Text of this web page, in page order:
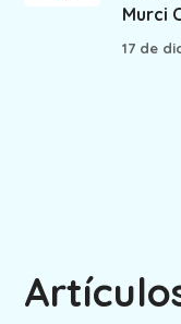
Murci
17 de